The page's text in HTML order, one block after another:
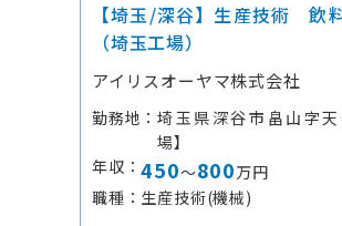
【埼玉/深谷】生産技術 飲
（埼玉工場）
アイリスオーヤマ株式会社
勤務地
埼玉県深谷市畠山字
場】
年収
450～800万円
職種
生産技術(機械)